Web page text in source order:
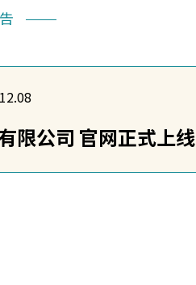
限公司 官网正式上线